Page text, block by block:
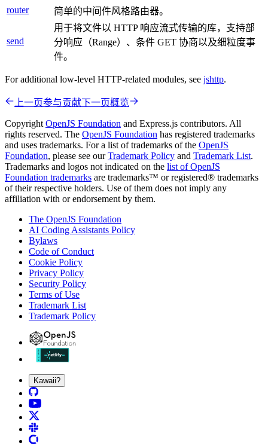
router
简单的中间件风格路由器。
send
用于将文件以 HTTP 响应流式传输的库，支持部
分响应（Range）、条件 GET 协商以及细粒度事
件。
For additional low-level HTTP-related modules, see jshttp.
上一页参与贡献下一页概览
Copyright OpenJS Foundation and Express.js contributors. All
rights reserved. The OpenJS Foundation has registered trademarks
and uses trademarks. For a list of trademarks of the OpenJS
Foundation, please see ourTrademark Policy and Trademark List.
Trademarks and logos not indicated on the list of OpenJS
Foundation trademarks are trademarks™ or registered® trademarks
of their respective holders. Use of them does not imply any
affiliation with or endorsement by them.
The OpenJS Foundation
AI Coding Assistants Policy
Bylaws
Code of Conduct
Cookie Policy
Privacy Policy
Security Policy
Terms of Use
Trademark List
Trademark Policy
Kawaii?